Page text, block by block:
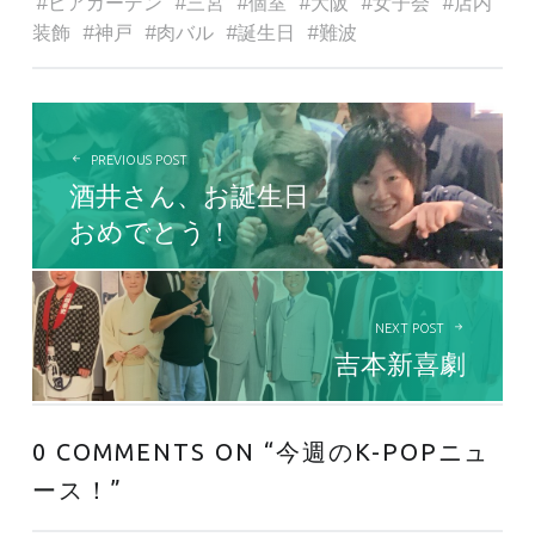
装飾
神戸 肉バル 誕生日 難波
投稿ナビゲーション
PREVIOUS POST
酒井さん、お誕生日
おめでとう！
NEXT POST
吉本新喜劇
0 COMMENTS ON “今週のK-POPニュ
ース！ ”